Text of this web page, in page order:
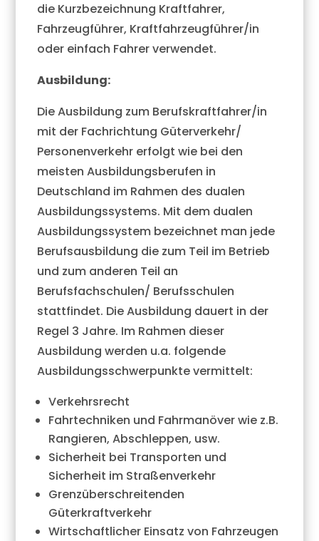
die Kurzbezeichnung Kraftfahrer,
Fahrzeugführer, Kraftfahrzeugführer/in
oder einfach Fahrer verwendet.
Ausbildung:
Die Ausbildung zum Berufskraftfahrer/in
mit der Fachrichtung Güterverkehr/
Personenverkehr erfolgt wie bei den
meisten Ausbildungsberufen in
Deutschland im Rahmen des dualen
Ausbildungssystems. Mit dem dualen
Ausbildungssystem bezeichnet man jede
Berufsausbildung die zum Teil im Betrieb
und zum anderen Teil an
Berufsfachschulen/ Berufsschulen
stattfindet. Die Ausbildung dauert in der
Regel 3 Jahre. Im Rahmen dieser
Ausbildung werden u.a. folgende
Ausbildungsschwerpunkte vermittelt:
Verkehrsrecht
Fahrtechniken und Fahrmanöver wie z.B.
Rangieren, Abschleppen, usw.
Sicherheit bei Transporten und
Sicherheit im Straßenverkehr
Grenzüberschreitenden
Güterkraftverkehr
Wirtschaftlicher Einsatz von Fahrzeugen